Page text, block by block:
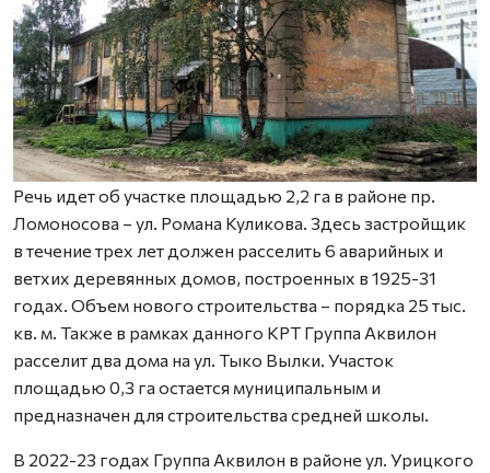
Речь идет об участке площадью 2,2 га в районе пр.
Ломоносова – ул. Романа Куликова. Здесь застройщик
в течение трех лет должен расселить 6 аварийных и
ветхих деревянных домов, построенных в 1925-31
годах. Объем нового строительства – порядка 25 тыс.
кв. м. Также в рамках данного КРТ Группа Аквилон
расселит два дома на ул. Тыко Вылки. Участок
площадью 0,3 га остается муниципальным и
предназначен для строительства средней школы.
В 2022-23 годах Группа Аквилон в районе ул. Урицкого